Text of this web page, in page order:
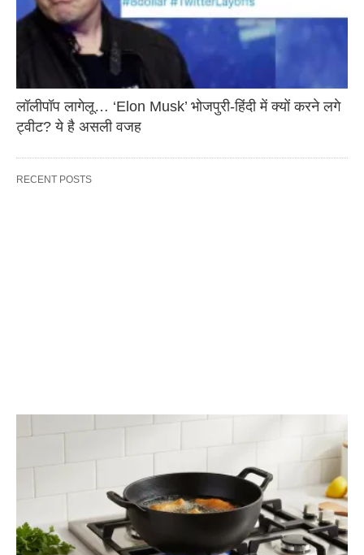
लॉलीपॉप लागेलू… ‘Elon Musk’ भोजपुरी-हिंदी में क्यों करने लगे
ट्वीट? ये है असली वजह
RECENT POSTS